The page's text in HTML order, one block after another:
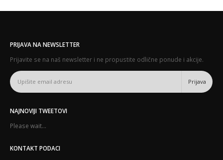
PRIJAVA NA NEWSLETTER
Prijavite se na naš newsletter i ne propustite odlične ponude i akcije.
NAJNOVIJI TWEETOVI
Please wait...
KONTAKT PODACI